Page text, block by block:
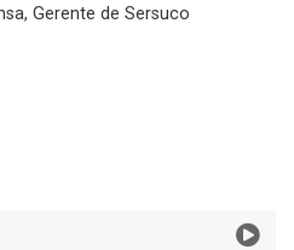
Gerente de Sersuco